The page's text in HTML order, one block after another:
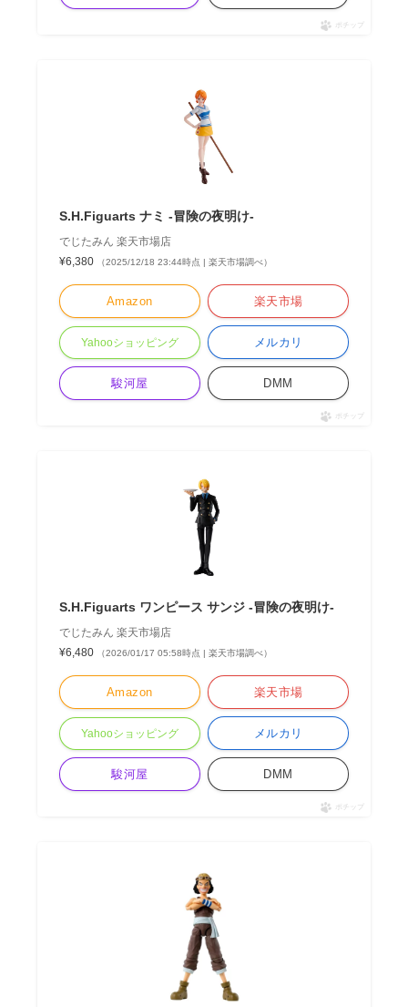
ポチップ
S.H.Figuarts ナミ -冒険の夜明け-
でじたみん 楽天市場店
¥6,380
（2025/12/18 23:44時点 | 楽天市場調べ）
Amazon 楽天市場
Yahooショッピング メルカリ
駿河屋 DMM
ポチップ
S.H.Figuarts ワンピース サンジ -冒険の夜明け-
でじたみん 楽天市場店
¥6,480
（2026/01/17 05:58時点 | 楽天市場調べ）
Amazon 楽天市場
Yahooショッピング メルカリ
駿河屋 DMM
ポチップ